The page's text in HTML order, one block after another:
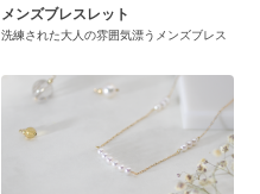
メンズブレスレット
洗練された大人の雰囲気漂うメンズブレス